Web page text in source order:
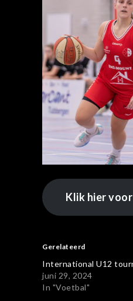
Klik hier
Gerelateerd
International U12
juni 29, 2024
In "Voetbal"